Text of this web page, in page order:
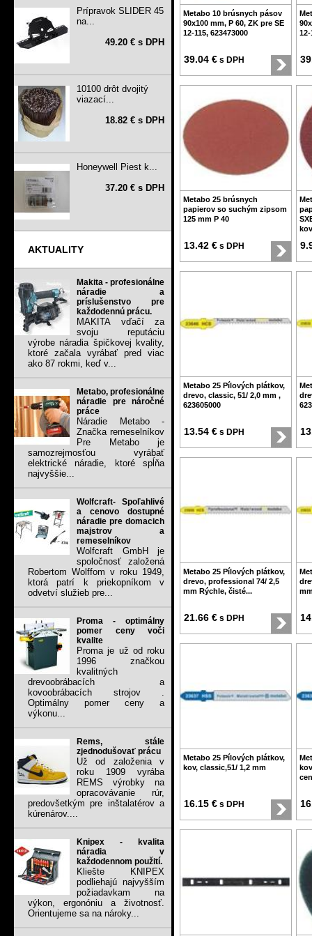
Prípravok SLIDER 45
na...
49.20 € s DPH
10100 drôt dvojitý
viazací...
18.82 € s DPH
Honeywell Piest k...
37.20 € s DPH
AKTUALITY
Makita - profesionálne
náradie a
príslušenstvo pre
každodennú prácu.
MAKITA vďačí za
svoju reputáciu
výrobe náradia špičkovej kvality,
ktoré začala vyrábať pred viac
ako 87 rokmi, keď v...
Metabo, profesionálne
náradie pre náročné
práce
Náradie Metabo -
Značka remeselníkov
Pre Metabo je
samozrejmosťou vyrábať
elektrické náradie, ktoré spĺňa
najvyššie...
Wolfcraft- Spoľahlivé
a cenovo dostupné
náradie pre domacich
majstrov a
remeselníkov
Wolfcraft GmbH je
spoločnosť založená
Robertom Wolffom v roku 1949,
ktorá patrí k priekopníkom v
odvetví služieb pre...
Proma - optimálny
pomer ceny voči
kvalite
Proma je už od roku
1996 značkou
kvalitných
drevoobrábacích a
kovoobrábacích strojov .
Optimálny pomer ceny a
výkonu...
Rems, stále
zjednodušovať prácu
Už od založenia v
roku 1909 vyrába
REMS výrobky na
opracovávanie rúr,
predovšetkým pre inštalatérov a
kúrenárov....
Knipex - kvalita
náradia v
každodennom použití.
Kliešte KNIPEX
podliehajú najvyšším
požiadavkam na
výkon, ergonóniu a životnosť.
Orientujeme sa na nároky...
Metabo 10 brúsnych pásov
90x100 mm, P 60, ZK pre SE
12-115, 623473000
39.04 € s DPH
12-
Metabo 25 brúsnych
papierov so suchým zipsom
125 mm P 40
13.42 € s DPH
kov
Metabo 25 Pílových plátkov,
drevo, classic, 51/ 2,0 mm ,
623605000
13.54 € s DPH
Metabo 25 Pílových plátkov,
drevo, professional 74/ 2,5
mm Rýchle, čisté...
21.66 € s DPH
Metabo 25 Pílových plátkov,
kov, classic,51/ 1,2 mm
16.15 € s DPH